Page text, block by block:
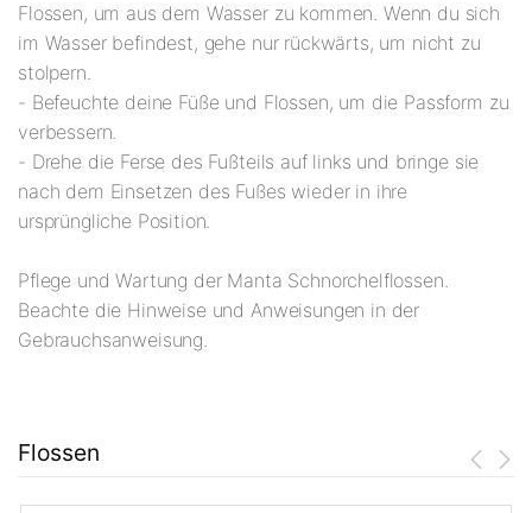
Flossen, um aus dem Wasser zu kommen. Wenn du sich
im Wasser befindest, gehe nur rückwärts, um nicht zu
stolpern.
- Befeuchte deine Füße und Flossen, um die Passform zu
verbessern.
- Drehe die Ferse des Fußteils auf links und bringe sie
nach dem Einsetzen des Fußes wieder in ihre
ursprüngliche Position.
Pflege und Wartung der Manta Schnorchelflossen.
Beachte die Hinweise und Anweisungen in der
Gebrauchsanweisung.
Flossen